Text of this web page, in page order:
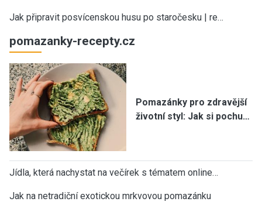
Jak připravit posvícenskou husu po staročesku | re…
pomazanky-recepty.cz
Pomazánky pro zdravější
životní styl: Jak si pochu…
Jídla, která nachystat na večírek s tématem online…
Jak na netradiční exotickou mrkvovou pomazánku